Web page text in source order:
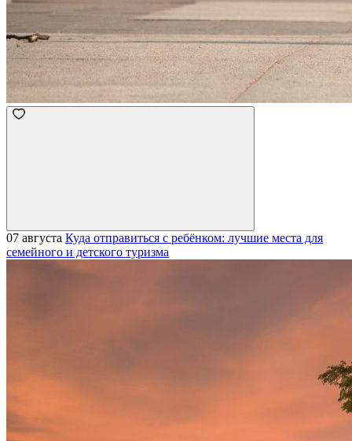
07 августа Куда отправиться с ребёнком: лучшие места для
семейного и детского туризма